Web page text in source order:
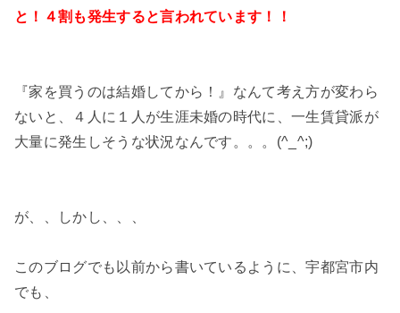
と！４割も発生すると言われています！！
『家を買うのは結婚してから！』なんて考え方が変わら
ないと、４人に１人が生涯未婚の時代に、一生賃貸派が
大量に発生しそうな状況なんです。。。(^_^;)
が、、しかし、、、
このブログでも以前から書いているように、宇都宮市内
でも、